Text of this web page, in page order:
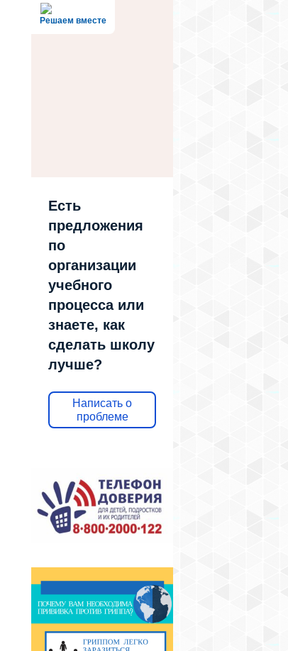
Решаем вместе
Есть
предложения
по
организации
учебного
процесса или
знаете, как
сделать школу
лучше?
Написать о
проблеме